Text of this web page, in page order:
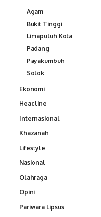
Agam
Bukit Tinggi
Limapuluh Kota
Padang
Payakumbuh
Solok
Ekonomi
Headline
Internasional
Khazanah
Lifestyle
Nasional
Olahraga
Opini
Pariwara Lipsus